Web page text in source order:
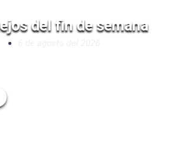
del fin de semana